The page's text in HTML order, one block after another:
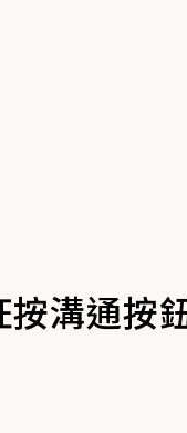
溝通按